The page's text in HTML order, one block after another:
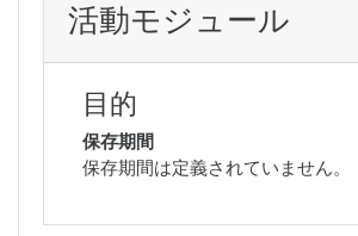
活動モジュール
目的
保存期間
保存期間は定義されていません。